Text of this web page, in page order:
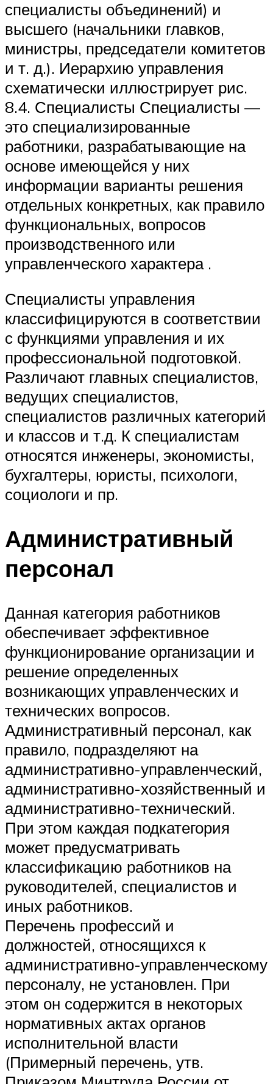
специалисты объединений) и
высшего (начальники главков,
министры, председатели комитетов
и т. д.). Иерархию управления
схематически иллюстрирует рис.
8.4. Специалисты Специалисты —
это специализированные
работники, разрабатывающие на
основе имеющейся у них
информации варианты решения
отдельных конкретных, как правило
функциональных, вопросов
производственного или
управленческого характера .
Специалисты управления
классифицируются в соответствии
с функциями управления и их
профессиональной подготовкой.
Различают главных специалистов,
ведущих специалистов,
специалистов различных категорий
и классов и т.д. К специалистам
относятся инженеры, экономисты,
бухгалтеры, юристы, психологи,
социологи и пр.
Административный
персонал
Данная категория работников
обеспечивает эффективное
функционирование организации и
решение определенных
возникающих управленческих и
технических вопросов.
Административный персонал, как
правило, подразделяют на
административно-управленческий,
административно-хозяйственный и
административно-технический.
При этом каждая подкатегория
может предусматривать
классификацию работников на
руководителей, специалистов и
иных работников.
Перечень профессий и
должностей, относящихся к
административно-управленческому
персоналу, не установлен. При
этом он содержится в некоторых
нормативных актах органов
исполнительной власти
(Примерный перечень, утв.